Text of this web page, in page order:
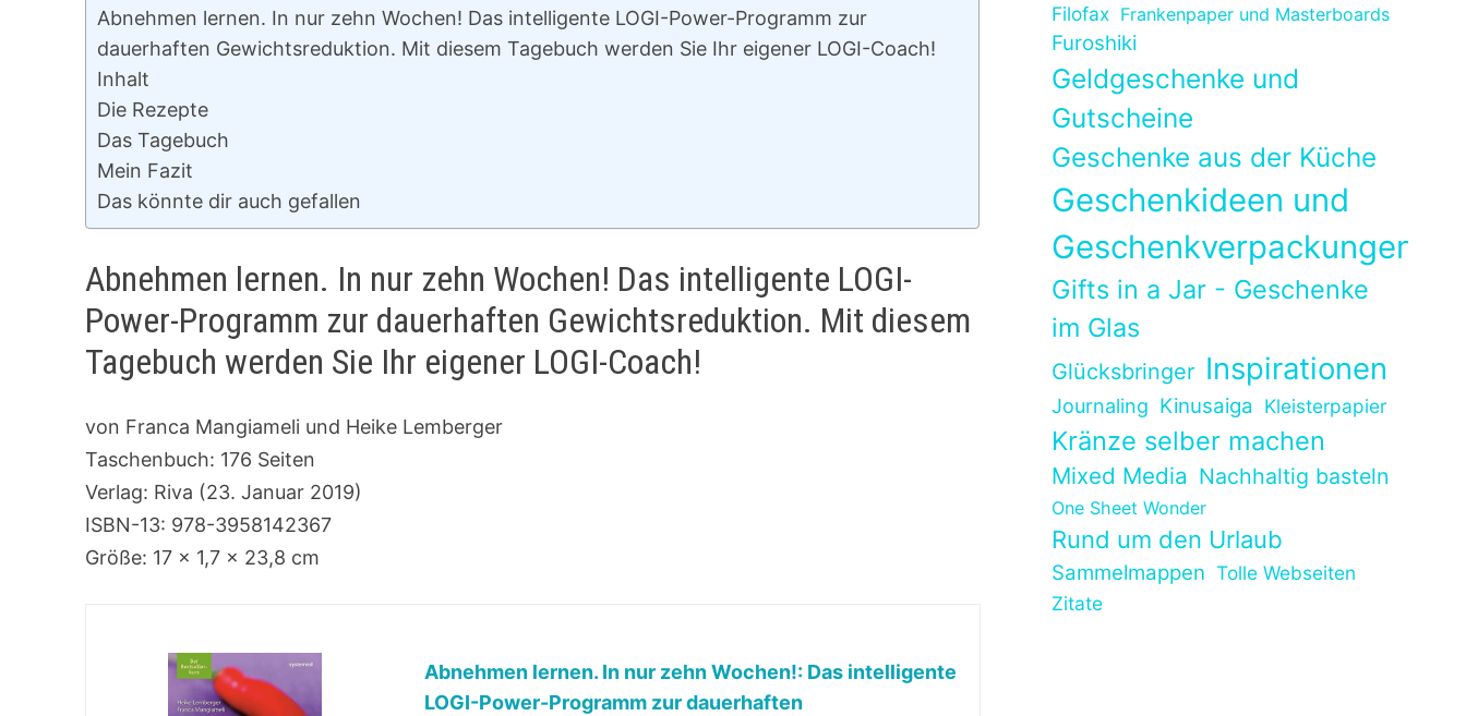
Abnehmen lernen. In nur zehn Wochen! Das intelligente LOGI-Power-Programm zur
dauerhaften Gewichtsreduktion. Mit diesem Tagebuch werden Sie Ihr eigener LOGI-Coach!
Inhalt
Die Rezepte
Das Tagebuch
Mein Fazit
Das könnte dir auch gefallen
Abnehmen lernen. In nur zehn Wochen! Das intelligente LOGI-
Power-Programm zur dauerhaften Gewichtsreduktion. Mit diesem
Tagebuch werden Sie Ihr eigener LOGI-Coach!
von Franca Mangiameli und Heike Lemberger
Taschenbuch: 176 Seiten
Verlag: Riva (23. Januar 2019)
ISBN-13: 978-3958142367
Größe: 17 x 1,7 x 23,8 cm
Abnehmen lernen. In nur zehn Wochen!: Das intelligente
LOGI-Power-Programm zur dauerhaften
Filofax Frankenpaper und Masterboards
Furoshiki
Geldgeschenke und
Gutscheine
Geschenke aus der Küche
Geschenkideen und
Geschenkverpackungen
Gifts in a Jar - Geschenke
im Glas
Glücksbringer Inspirationen
Journaling Kinusaiga Kleisterpapier
Kränze selber machen
Mixed Media Nachhaltig basteln
One Sheet Wonder
Rund um den Urlaub
Sammelmappen Tolle Webseiten
Zitate